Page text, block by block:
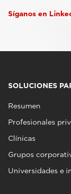
Síganos en
SOLUCIONES
Resumen
Profesionales
Clínicas
Grupos
Universidades e